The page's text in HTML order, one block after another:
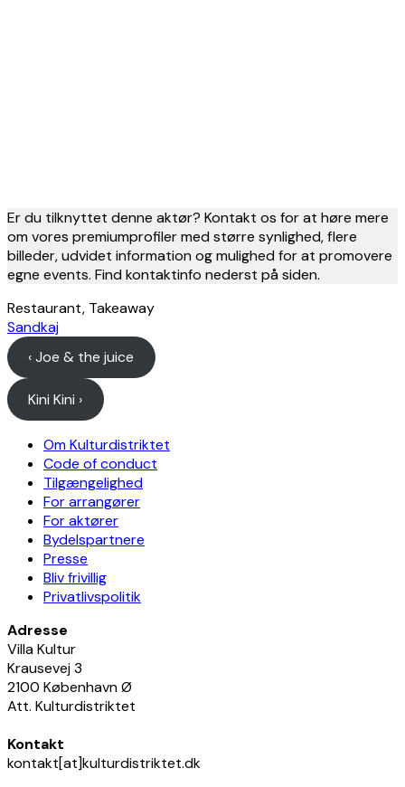
Er du tilknyttet denne aktør? Kontakt os for at høre mere
om vores premiumprofiler med større synlighed, flere
billeder, udvidet information og mulighed for at promovere
egne events. Find kontaktinfo nederst på siden.
Restaurant, Takeaway
Sandkaj
‹ Joe & the juice
Kini Kini ›
Om Kulturdistriktet
Code of conduct
Tilgængelighed
For arrangører
For aktører
Bydelspartnere
Presse
Bliv frivillig
Privatlivspolitik
Adresse
Villa Kultur
Krausevej 3
2100 København Ø
Att. Kulturdistriktet
Kontakt
kontakt[at]kulturdistriktet.dk